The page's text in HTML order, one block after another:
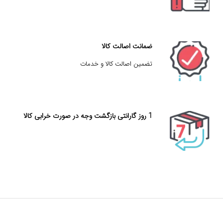
ضمانت اصالت کالا
تضمین اصالت کالا و خدمات
1 روز گارانتی بازگشت وجه در صورت خرابی کالا